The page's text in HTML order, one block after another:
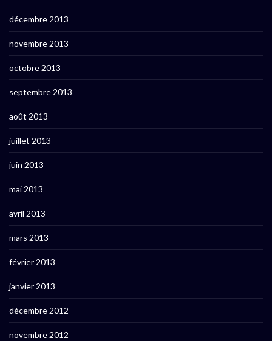
décembre 2013
novembre 2013
octobre 2013
septembre 2013
août 2013
juillet 2013
juin 2013
mai 2013
avril 2013
mars 2013
février 2013
janvier 2013
décembre 2012
novembre 2012